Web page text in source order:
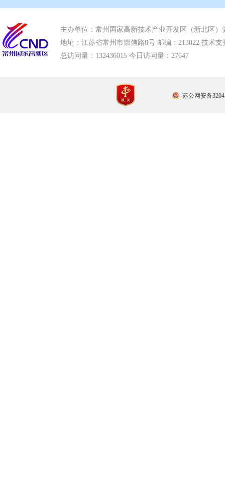
市应急管理局 市审计局 市外事办 市生态
主办单位：常州国家高新技术产业开发区（新北区）
地址：江苏省常州市崇信路8号 邮编：213022 技术支
总访问量： 132436015 今日访问量： 27647
苏公网安备